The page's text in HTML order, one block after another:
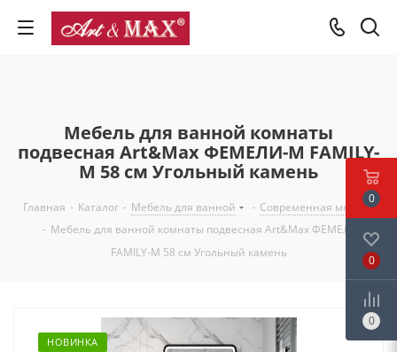
Мебель для ванной комнаты
подвесная Art&Max ФЕМЕЛИ-М FAMILY-
M 58 см Угольный камень
Главная - Каталог - Мебель для ванной - Современная мебель
- Мебель для ванной комнаты подвесная Art&Max ФЕМЕЛИ-М
FAMILY-M 58 см Угольный камень
НОВИНКА
0
0
0